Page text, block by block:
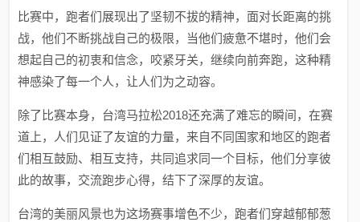
比赛中，跑者们展现出了坚韧不拔的精神，面对长距离的挑
战，他们不断挑战自己的极限，当他们疲惫不堪时，他们会
想起自己的初衷和信念，咬紧牙关，继续向前奔跑，这种精
神感染了每一个人，让人们为之动容。
除了比赛本身，台湾马拉松2018还充满了难忘的瞬间，在赛
道上，人们见证了友谊的力量，来自不同国家和地区的跑者
们相互鼓励、相互支持，共同追求同一个目标，他们分享彼
此的故事，交流跑步心得，结下了深厚的友谊。
台湾的美丽风景也为这场赛事增色不少，跑者们穿越郁郁葱